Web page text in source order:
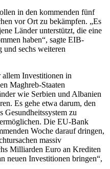
in den kommenden fünf
vor Ort zu bekämpfen. „Es
Länder unterstützt, die eine
haben“, sagte EIB-
und sechs weiteren
Investitionen in
Maghreb-Staaten
wie Serbien und Albanien
Es gehe etwa darum, den
Gesundheitssystem zu
Die EU-Bank
Woche darauf dringen,
massiv
Milliarden Euro an Krediten
neuen Investitionen bringen“,